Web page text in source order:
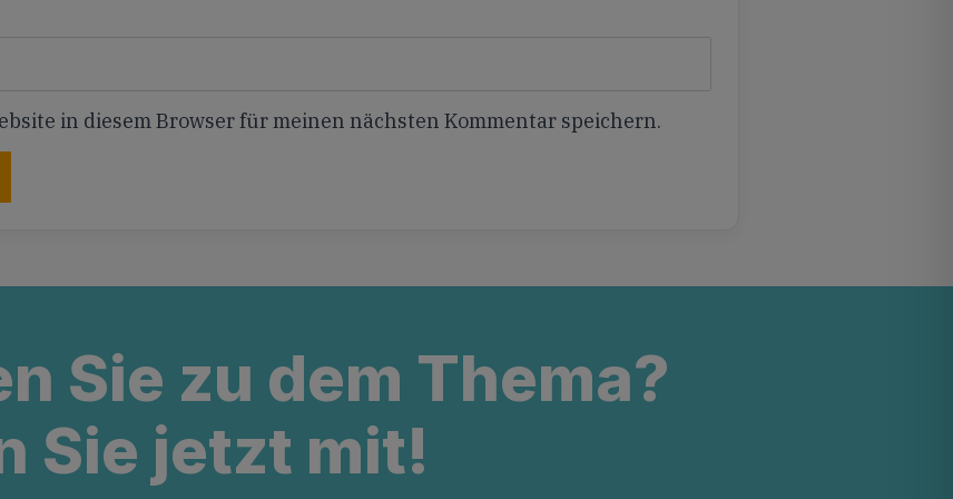
in diesem Browser für meinen nächsten Kommentar speichern.
Sie zu dem Thema?
Sie jetzt mit!